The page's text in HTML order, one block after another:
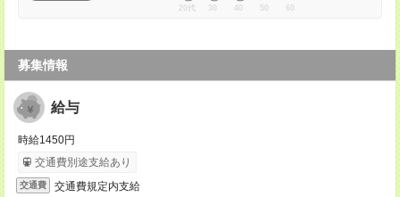
20代 30 40 50 60
募集情報
給与
時給1450円
交通費別途支給あり
交通費 交通費規定内支給